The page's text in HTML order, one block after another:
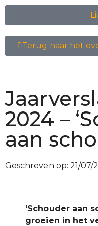
Terug naar het
2024 –
aan
Geschreven op: 21/07/
‘Schouder aan
groeien in het